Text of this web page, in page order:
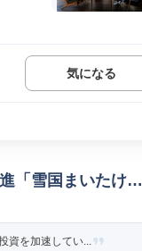
気になる
「雪国まいたけ」
資を加速してい...